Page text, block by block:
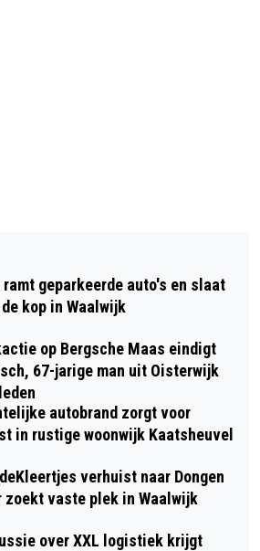
OP COMPETITIE
‘WIJ WERKEN OP
CURE NO PAY, KLANT
BEHAALD
geparkeerde auto's en slaat
kop in Waalwijk
op Bergsche Maas eindigt
67-jarige man uit Oisterwijk
autobrand zorgt voor
in rustige woonwijk Kaatsheuvel
verhuist naar Dongen
zoekt vaste plek in Waalwijk
over XXL logistiek krijgt